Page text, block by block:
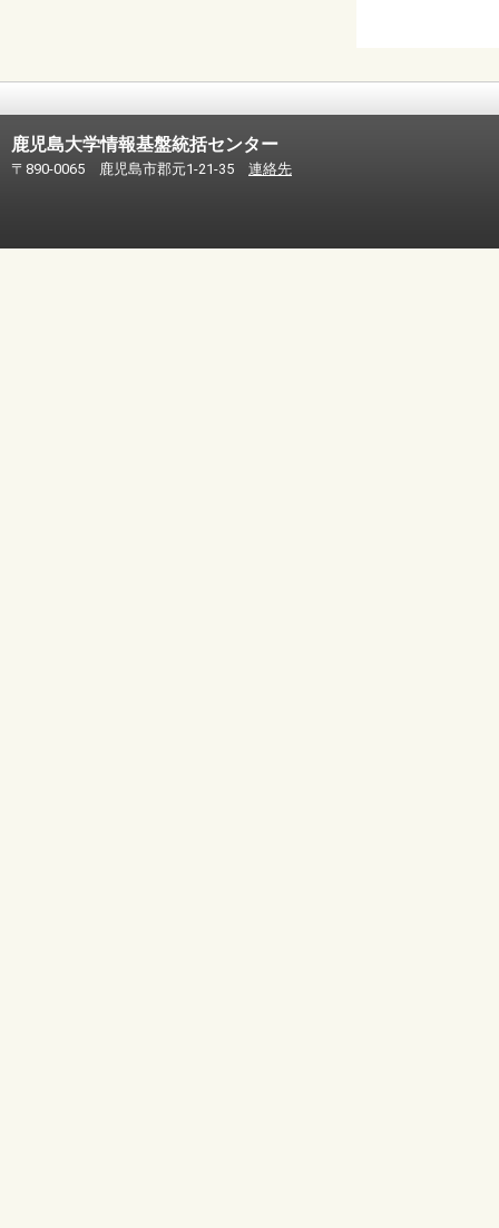
鹿児島大学情報基盤統括センター
〒890-0065 鹿児島市郡元1-21-35 連絡先